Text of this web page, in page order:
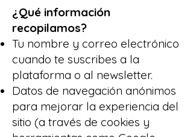
¿Qué información
recopilamos?
Tu nombre y correo electrónico
cuando te suscribes a la
plataforma o al newsletter.
Datos de navegación anónimos
para mejorar la experiencia del
sitio (a través de cookies y